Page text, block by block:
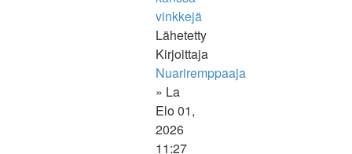
vinkkejä
Lähetetty
Kirjoittaja
Nuariremppaaja
» La
Elo 01,
2026
11:27